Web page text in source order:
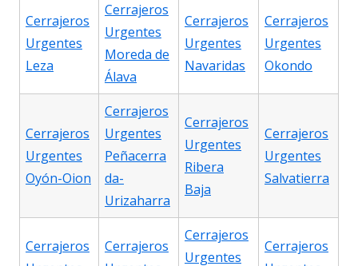
Cerrajeros
Urgentes
Leza
Cerrajeros
Urgentes
Moreda de
Álava
Cerrajeros
Urgentes
Navaridas
Cerrajeros
Urgentes
Okondo
Cerrajeros
Urgentes
Oyón-Oion
Cerrajeros
Urgentes
Peñacerra
da-
Urizaharra
Cerrajeros
Urgentes
Ribera
Baja
Cerrajeros
Urgentes
Salvatierra
Cerrajeros
Cerrajeros
Cerrajeros
Urgentes
Cerrajeros